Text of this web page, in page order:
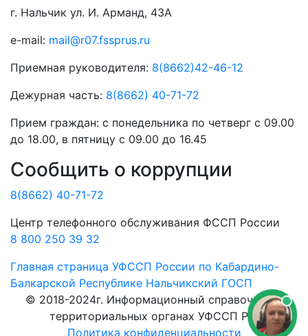
г. Нальчик ул. И. Арманд, 43А
e-mail: mail@r07.fssprus.ru
Приемная руководителя: 8(8662)42-46-12
Дежурная часть: 8(8662) 40-71-72
Прием граждан: с понедельника по четверг с 09.00
до 18.00, в пятницу с 09.00 до 16.45
Сообщить о коррупции
8(8662) 40-71-72
Центр телефонного обслуживания ФССП России
8 800 250 39 32
Главная страница УФССП России по Кабардино-
Балкарской Республике Нальчикский ГОСП
© 2018-2024г. Информационный справочник о
территориальных органах УФССП РФ.
Политика конфиденциальности